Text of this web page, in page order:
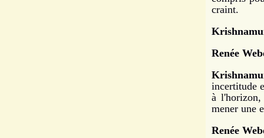
craint.
Renée
incertitude
à
mener une
Renée